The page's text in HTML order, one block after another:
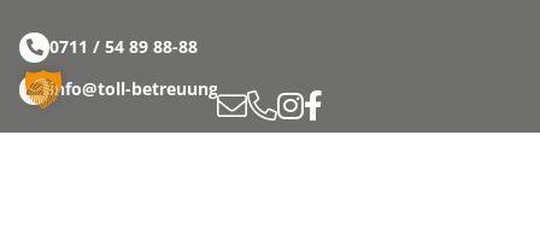
0711 / 54 89 88-88
info@toll-betreuung.de
Folgen Sie uns auf